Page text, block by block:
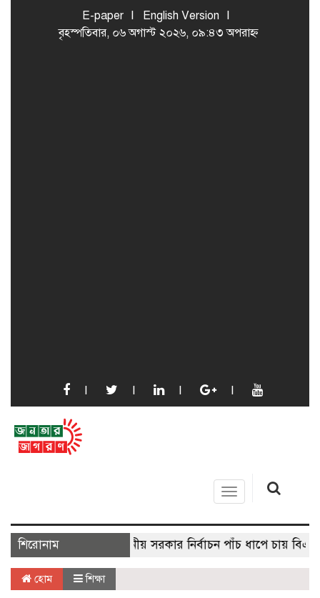
E-paper
English Version
বৃহস্পতিবার, ০৬ অগাস্ট ২০২৬, ০৯:৪৩ অপরাহ্ন
Toggle
navigation
শিরোনাম স্থানীয় সরকার নির্বাচন পাঁচ ধাপে চায় বিএনপি
হোম শিক্ষা